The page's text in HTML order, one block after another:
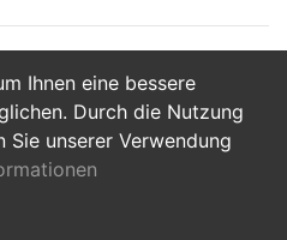
Ihnen eine bessere
Durch die Nutzung
Sie unserer Verwendung